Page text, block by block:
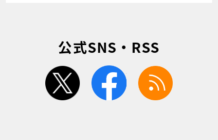
公式SNS・RSS
twitter facebook